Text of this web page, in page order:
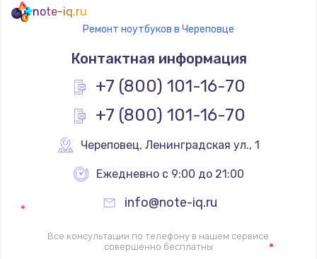
note-iq.ru
Ремонт ноутбуков в Череповце
Контактная информация
+7 (800) 101-16-70
+7 (800) 101-16-70
Череповец, Ленинградская ул., 1
Ежедневно с 9:00 до 21:00
info@note-iq.ru
Все консультации по телефону в нашем сервисе
совершенно бесплатны